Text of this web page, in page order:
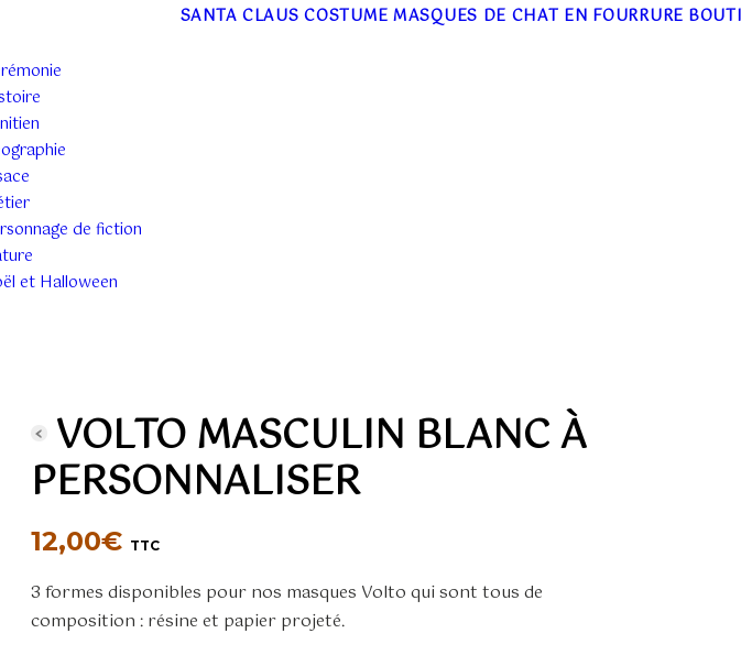
de fiction
et Halloween
SANTA CLAUS COSTUME MASQUES DE CHAT EN FOURRURE
VOLTO MASCULIN BLANC À
PERSONNALISER
12,00€ TTC
3 formes disponibles pour nos masques Volto qui sont tous de
composition : résine et papier projeté.